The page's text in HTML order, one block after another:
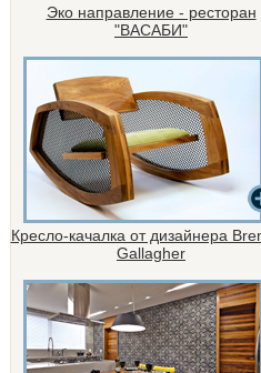
Эко направление - ресторан
"ВАСАБИ"
Кресло-качалка от дизайнера
Gallagher